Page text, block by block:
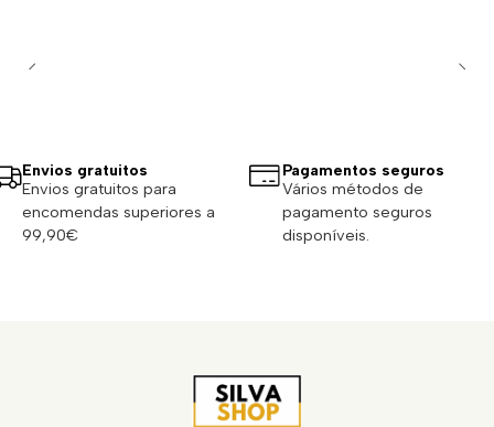
Envios gratuitos
Envios gratuitos para
encomendas superiores a
99,90€
Pagamentos seguros
Vários métodos de
pagamento seguros
disponíveis.